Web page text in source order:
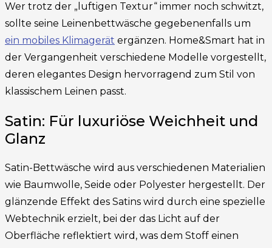
Wer trotz der „luftigen Textur“ immer noch schwitzt,
sollte seine Leinenbettwäsche gegebenenfalls um
ein mobiles Klimagerät ergänzen. Home&Smart hat in
der Vergangenheit verschiedene Modelle vorgestellt,
deren elegantes Design hervorragend zum Stil von
klassischem Leinen passt.
Satin: Für luxuriöse Weichheit und
Glanz
Satin-Bettwäsche wird aus verschiedenen Materialien
wie Baumwolle, Seide oder Polyester hergestellt. Der
glänzende Effekt des Satins wird durch eine spezielle
Webtechnik erzielt, bei der das Licht auf der
Oberfläche reflektiert wird, was dem Stoff einen